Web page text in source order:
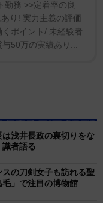
や秀長の気分で北
を攻略し、楽しむ
り豊臣秀吉・秀長
谷城御城印が小谷
が和歌山城お天守
路城西の丸茶店(兵
報館天空の城(兵庫
(奈良県大和郡山
勤務 >>定着率の良
り! 実力主義の評価
ポイント/ 未経験者
50万の実績あり...
浅井長政の裏切りをな
者語る
の刀剣女子も訪れる聖
」で注目の博物館